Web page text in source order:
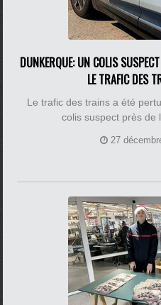
DUNKERQUE: UN COLIS
LE TRAFIC DES
Le trafic des trains a été
colis suspect près de
27